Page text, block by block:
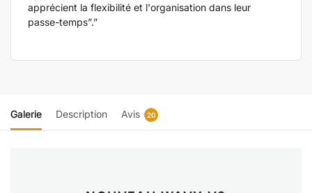
apprécient la flexibilité et l'organisation dans leur
passe-temps”.”
Galerie Description Avis 20